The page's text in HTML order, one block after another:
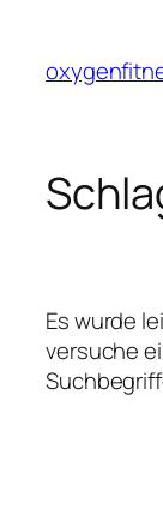
springen
Es wurde
versuche